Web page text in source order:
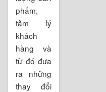
phẩm,
tâm lý
khách
hàng và
từ đó đưa
ra những
thay đổi